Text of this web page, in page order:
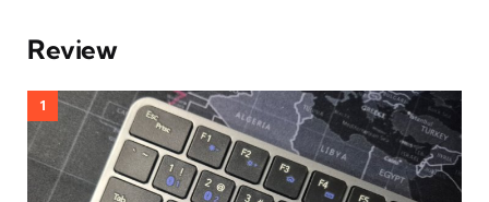
Review